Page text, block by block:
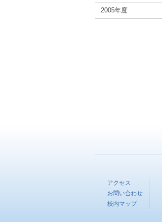
2005年度
アクセス
お問い合わせ
校内マップ